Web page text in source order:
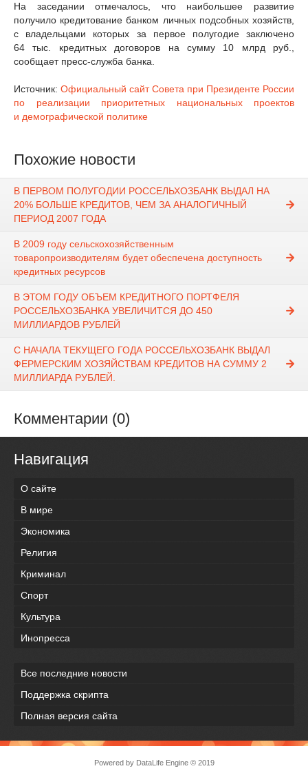
На заседании отмечалось, что наибольшее развитие
получило кредитование банком личных подсобных хозяйств,
с владельцами которых за первое полугодие заключено
64 тыс. кредитных договоров на сумму 10 млрд руб.,
сообщает пресс-служба банка.
Источник: Официальный сайт Совета при Президенте России
по реализации приоритетных национальных проектов
и демографической политике
Похожие новости
В ПЕРВОМ ПОЛУГОДИИ РОССЕЛЬХОЗБАНК ВЫДАЛ НА
20% БОЛЬШЕ КРЕДИТОВ, ЧЕМ ЗА АНАЛОГИЧНЫЙ
ПЕРИОД 2007 ГОДА
В 2009 году сельскохозяйственным
товаропроизводителям будет обеспечена доступность
кредитных ресурсов
В ЭТОМ ГОДУ ОБЪЕМ КРЕДИТНОГО ПОРТФЕЛЯ
РОССЕЛЬХОЗБАНКА УВЕЛИЧИТСЯ ДО 450
МИЛЛИАРДОВ РУБЛЕЙ
С НАЧАЛА ТЕКУЩЕГО ГОДА РОССЕЛЬХОЗБАНК ВЫДАЛ
ФЕРМЕРСКИМ ХОЗЯЙСТВАМ КРЕДИТОВ НА СУММУ 2
МИЛЛИАРДА РУБЛЕЙ.
Комментарии (0)
Навигация
О сайте
В мире
Экономика
Религия
Криминал
Спорт
Культура
Инопресса
Все последние новости
Поддержка скрипта
Полная версия сайта
Powered by DataLife Engine© 2019